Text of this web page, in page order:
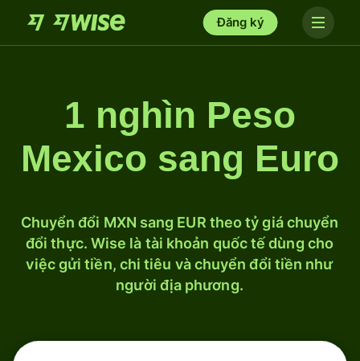
Đăng ký
1 nghìn Peso
Mexico sang Euro
Chuyển đổi MXN sang EUR theo tỷ giá chuyển
đổi thực. Wise là tài khoản quốc tế dùng cho
việc gửi tiền, chi tiêu và chuyển đổi tiền như
người địa phương.